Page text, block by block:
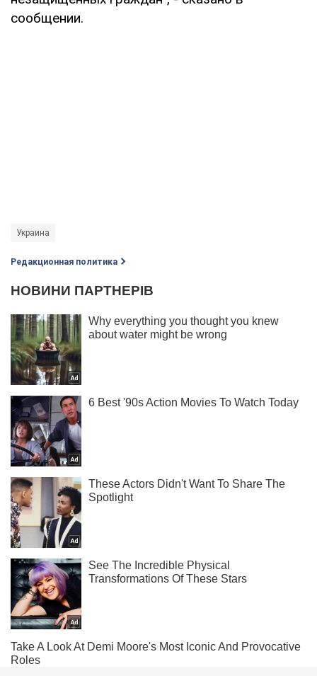
сообщении.
Украина
Редакционная политика